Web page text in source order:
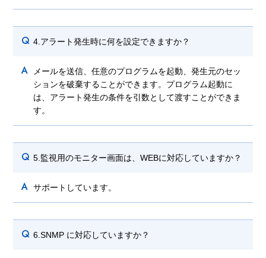
Q 4.アラート発生時に何を設定できますか？
A
メールを送信、任意のプログラムを起動、発生元のセッ
ションを破棄することができます。プログラム起動に
は、アラート発生の条件を引数として渡すことができま
す。
Q 5.監視用のモニター画面は、WEBに対応していますか？
A サポートしています。
Q 6.SNMP に対応していますか？